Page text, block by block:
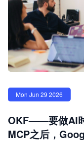
Mon Jun 29 2026
OKF——要做AI
MCP之后，